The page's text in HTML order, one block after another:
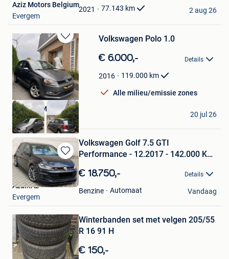
Favorieten
2021 77.143 km
Aziz Motors Belgium
Evergem
2 aug 26
Bewaren
in
Mijn
Favorieten
Volkswagen Polo 1.0
€ 6.000,- Details
2016 119.000 km
Alle milieu/emissie zones
MILANO MOTORS
Evergem
20 jul 26
Bewaren
in
Mijn
Favorieten
Volkswagen Golf 7.5 GTI
Performance - 12.2017 - 142.000 KM
€ 18.750,- Details
Benzine Automaat
AzdinAz
Evergem
Vandaag
Mijn
Favorieten
Winterbanden set met velgen 205/55
R 16 91 H
€ 150,-